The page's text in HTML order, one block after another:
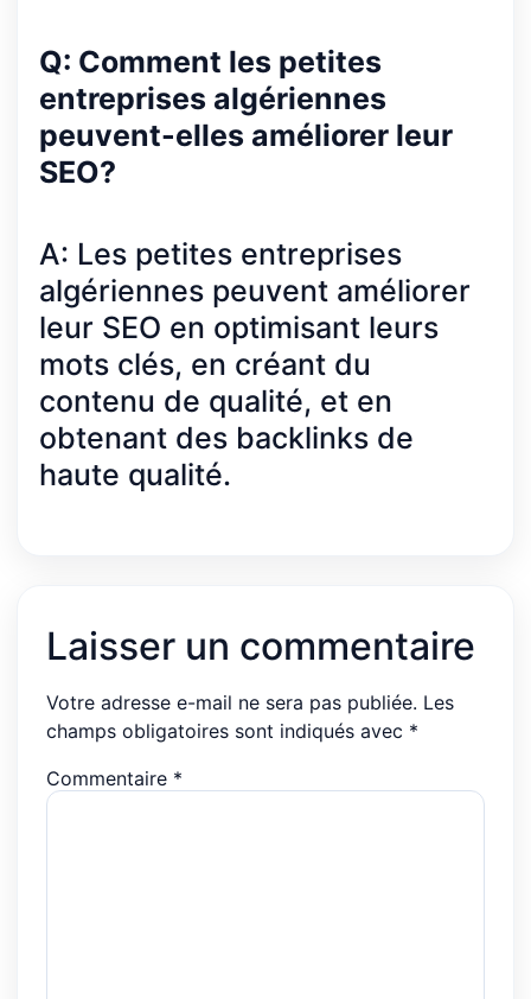
Q: Comment les petites
entreprises algériennes
peuvent-elles améliorer leur
SEO?
A: Les petites entreprises
algériennes peuvent améliorer
leur SEO en optimisant leurs
mots clés, en créant du
contenu de qualité, et en
obtenant des backlinks de
haute qualité.
Laisser un commentaire
Votre adresse e-mail ne sera pas publiée. Les
champs obligatoires sont indiqués avec *
Commentaire *